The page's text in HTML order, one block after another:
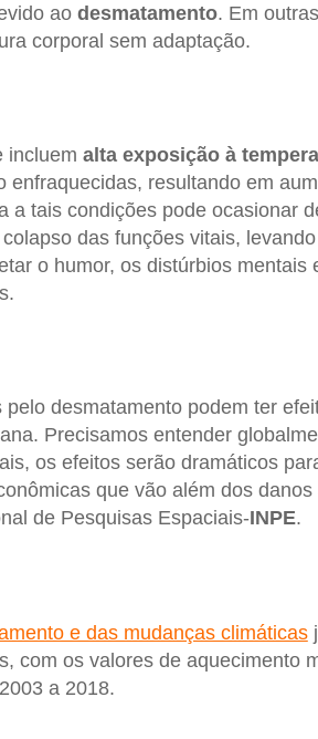
ao desmatamento. Em
corporal sem adaptação.
incluem alta exposição à
resultando em
a tais condições pode ocasionar
das funções vitais,
o humor, os distúrbios mentais
desmatamento podem ter
Precisamos entender
os efeitos serão dramáticos
que vão além dos
de Pesquisas Espaciais-INPE.
e das mudanças climáticas
com os valores de aquecimento
a 2018.